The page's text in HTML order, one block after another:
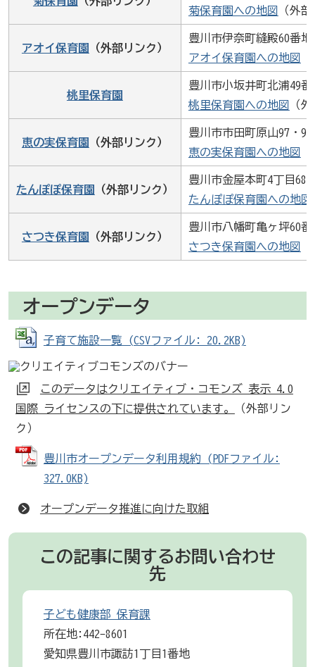
菊保育園への地図
（外
アオイ保育園 （外部リンク）
豊川市伊奈町縫殿60番地
アオイ保育園への地図
桃里保育園
豊川市小坂井町北浦49番
桃里保育園への地図
（
恵の実保育園 （外部リンク）
豊川市市田町原山97・98
恵の実保育園への地図
たんぽぽ保育園 （外部リンク）
豊川市金屋本町4丁目68
たんぽぽ保育園への地図
さつき保育園 （外部リンク）
豊川市八幡町亀ヶ坪60番
さつき保育園への地図
オープンデータ
子育て施設一覧 (CSVファイル: 20.2KB)
このデータはクリエイティブ・コモンズ 表示 4.0
国際 ライセンスの下に提供されています。
（外部リン
ク）
豊川市オープンデータ利用規約 (PDFファイル:
327.0KB)
オープンデータ推進に向けた取組
この記事に関するお問い合わせ
先
子ども健康部 保育課
所在地:442-8601
愛知県豊川市諏訪1丁目1番地